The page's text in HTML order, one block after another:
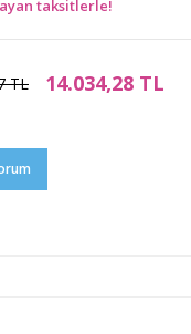
taksitlerle!
TL 14.034,28 TL